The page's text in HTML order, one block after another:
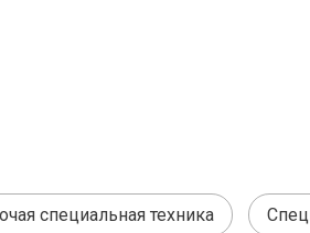
специальная техника